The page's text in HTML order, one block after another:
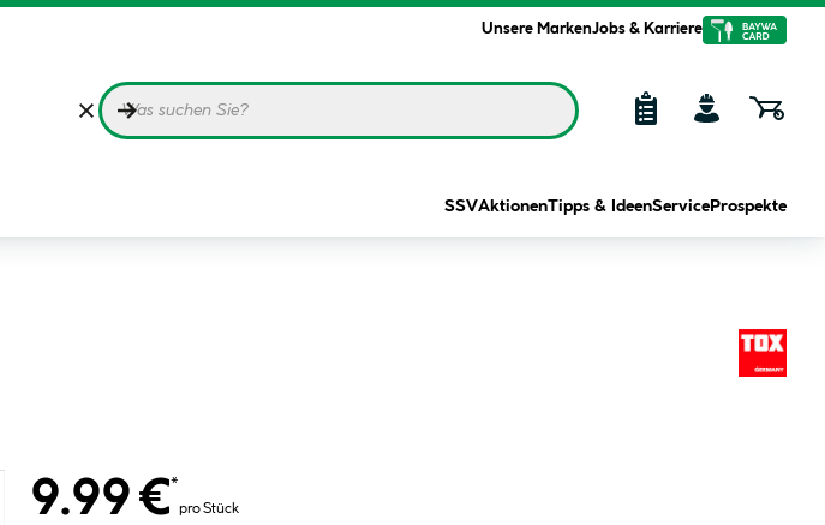
Unsere MarkenJobs & Karriere
SSVAktionenTipps & IdeenService Prospekte
9.99 €*
pro Stück